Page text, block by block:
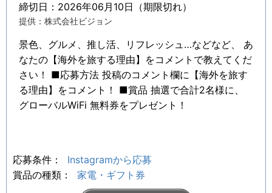
締切日：2026年06月10日（期限切れ）
提供：株式会社ビジョン
景色、グルメ、推し活、リフレッシュ…などなど、 あ
なたの【海外を旅する理由】をコメントで教えてくだ
さい！ ■応募方法 投稿のコメント欄に【海外を旅す
る理由】をコメント！ ■賞品 抽選で合計2名様に、
グローバルWiFi 無料券をプレゼント！
応募条件：
Instagramから応募
賞品の種類：
家電・ギフト券